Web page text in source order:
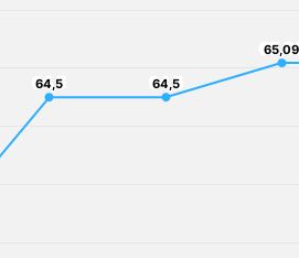
64,5
64,5 64,5
64,5
65,09